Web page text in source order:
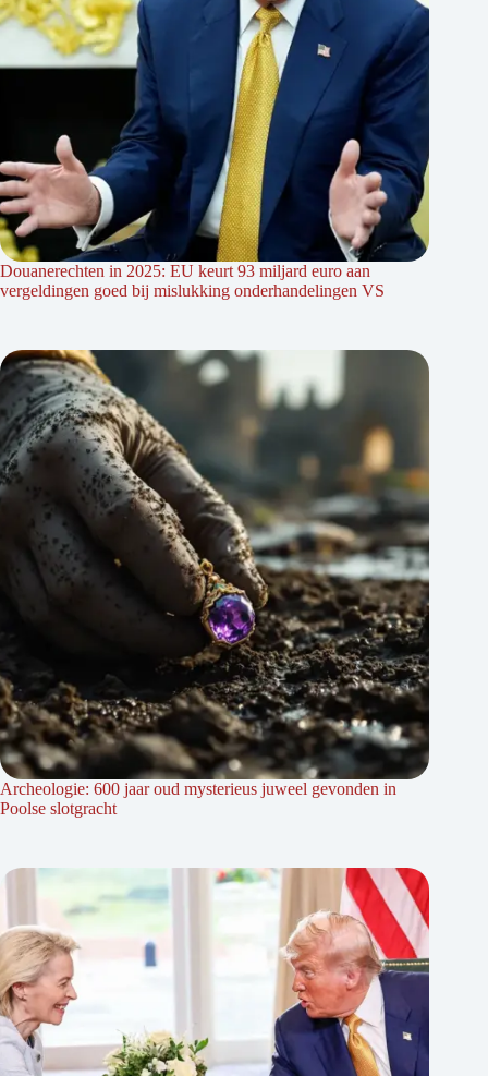
Douanerechten in 2025: EU keurt 93 miljard euro aan
vergeldingen goed bij mislukking onderhandelingen VS
Archeologie: 600 jaar oud mysterieus juweel gevonden in
Poolse slotgracht